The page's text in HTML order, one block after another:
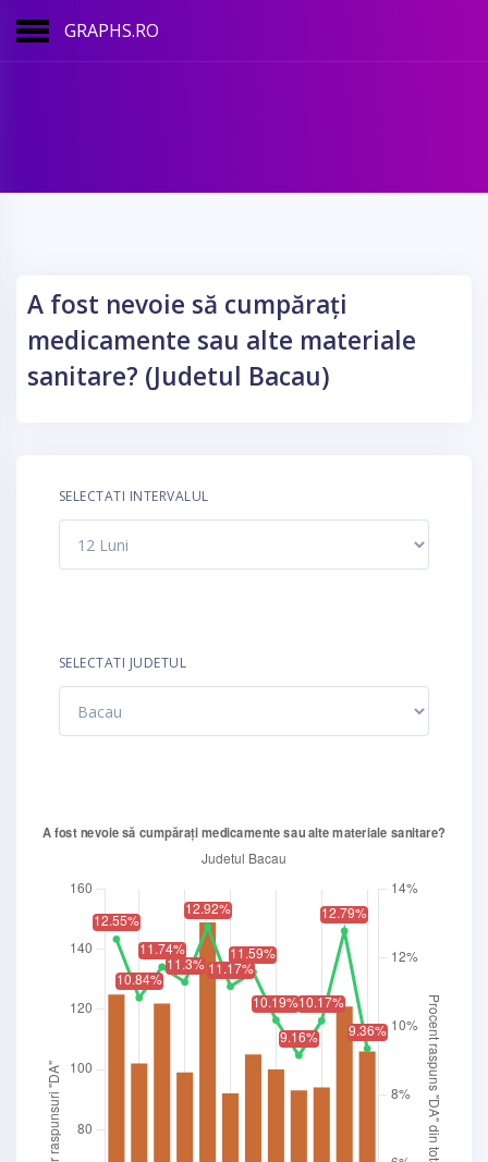
GRAPHS.RO
A fost nevoie să cumpărați
medicamente sau alte materiale
sanitare? (Judetul Bacau)
SELECTATI INTERVALUL
SELECTATI JUDETUL